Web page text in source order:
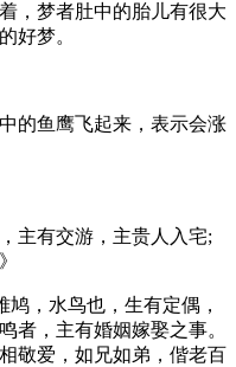
梦者肚中的胎儿有很大
好梦。
鱼鹰飞起来，表示会涨
有交游，主贵人入宅;
，水鸟也，生有定偶，
者，主有婚姻嫁娶之事。
敬爱，如兄如弟，偕老百